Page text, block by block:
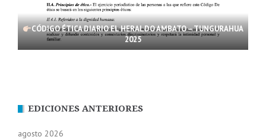
CÓDIGO ÉTICA DIARIO EL HERALDO AMBATO – TUNGURAHUA
2025
EDICIONES ANTERIORES
agosto 2026